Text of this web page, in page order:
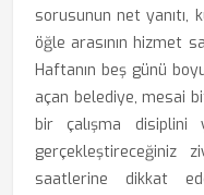
sorusunun net yanıtı,
öğle arasının hizmet
Haftanın beş günü
açan belediye, mesai
bir çalışma disiplini
gerçekleştireceğiniz
saatlerine dikkat